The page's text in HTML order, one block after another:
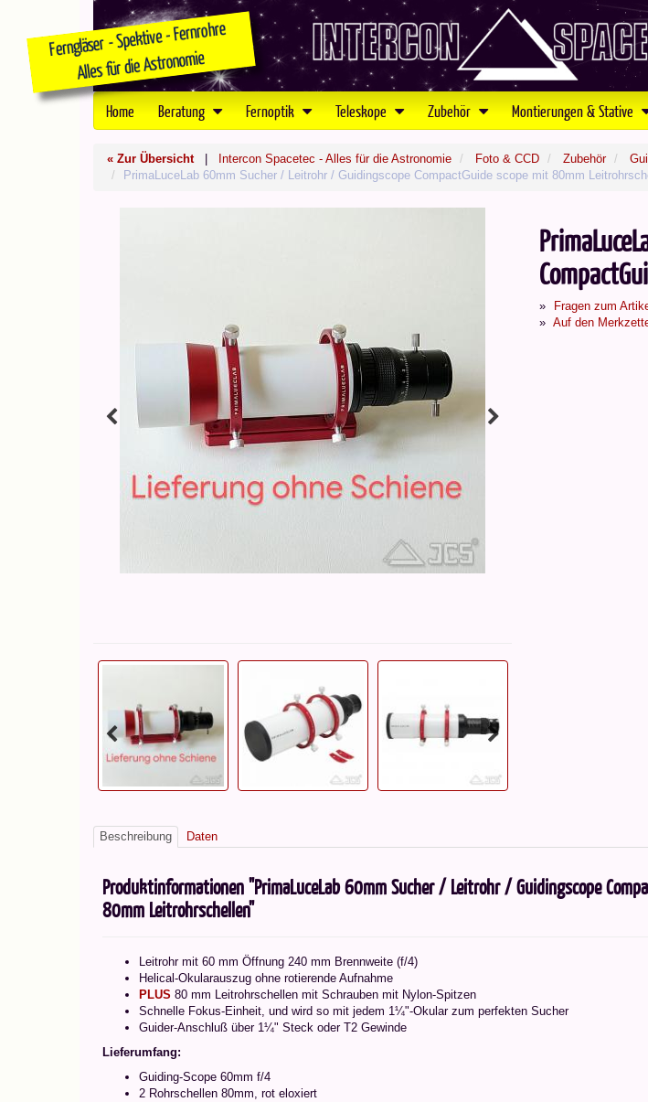
Home Beratung Fernoptik Teleskope Zubehör Montierungen & Stative
« Zur Übersicht| Intercon Spacetec - Alles für die Astronomie Foto & CCD Zubehör
PrimaLuceLab 60mm Sucher / Leitrohr / Guidingscope CompactGuide scope mit 80mm
Fragen zum
Auf den
Beschreibung Daten
Produktinformationen "PrimaLuceLab 60mm Sucher / Leitrohr / Guidingscope
80mm Leitrohrschellen"
Leitrohr mit 60 mm Öffnung 240 mm Brennweite (f/4)
Helical-Okularauszug ohne rotierende Aufnahme
PLUS 80 mm Leitrohrschellen mit Schrauben mit Nylon-Spitzen
Schnelle Fokus-Einheit, und wird so mit jedem 1¼"-Okular zum perfekten Sucher
Guider-Anschluß über 1¼" Steck oder T2 Gewinde
Lieferumfang:
Guiding-Scope 60mm f/4
2 Rohrschellen 80mm, rot eloxiert